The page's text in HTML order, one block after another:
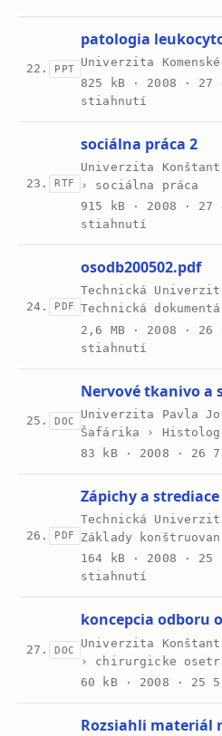
22. PPT
patologia
Univerzita
825 kB · 2008 · 27
stiahnutí
23. RTF
sociálna práca 2
Univerzita
› sociálna práca
915 kB · 2008 · 27
stiahnutí
24. PDF
osodb200502.pdf
Technická
Technická
2,6 MB · 2008 · 26
stiahnutí
25. DOC
Nervové tkanivo a
Univerzita Pavla
Šafárika ›
83 kB · 2008 · 26
26. PDF
Zápichy a
Technická
Základy
164 kB · 2008 · 25
stiahnutí
27. DOC
koncepcia odboru
Univerzita
› chirurgicke
60 kB · 2008 · 25
Rozsiahli materiál